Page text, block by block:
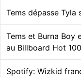
Tems dépasse Tyla
Tems et Burna Boy
au Billboard Hot 100
Spotify: Wizkid